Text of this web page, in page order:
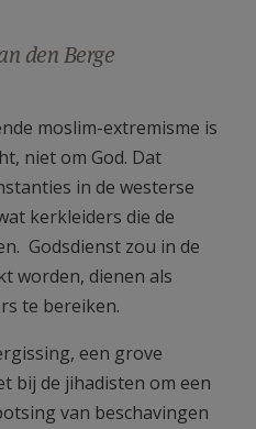
den Berge
moslim-extremisme is
niet om God. Dat
in de westerse
kerkleiders die de
Godsdienst zou in de
worden, dienen als
te bereiken.
een grove
bij de jihadisten om een
van beschavingen